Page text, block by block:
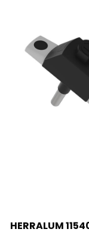
HERRALUM